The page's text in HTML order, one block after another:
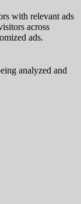
with relevant ads
across
ads.
analyzed and